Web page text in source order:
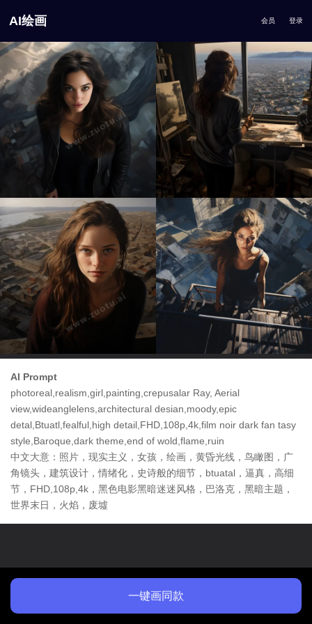
AI绘画 会员 登录
AI Prompt
photoreal,realism,girl,painting,crepusalar Ray, Aerial
view,wideanglelens,architectural desian,moody,epic
detal,Btuatl,fealful,high detail,FHD,108p,4k,film noir dark fan tasy
style,Baroque,dark theme,end of wold,flame,ruin
中文大意：照片，现实主义，女孩，绘画，黄昏光线，鸟瞰图，广
角镜头，建筑设计，情绪化，史诗般的细节，btuatal，逼真，高细
节，FHD,108p,4k，黑色电影黑暗迷迷风格，巴洛克，黑暗主题，
世界末日，火焰，废墟
一键画同款